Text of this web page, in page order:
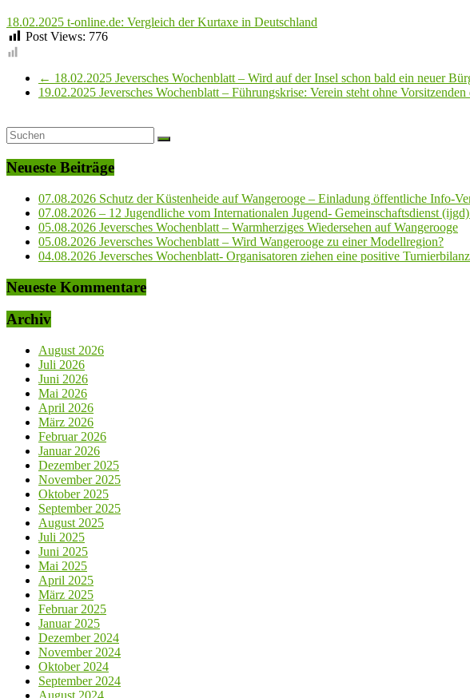
18.02.2025 t-online.de: Vergleich der Kurtaxe in Deutschland
Post Views: 776
← 18.02.2025 Jeversches Wochenblatt – Wird auf der Insel schon bald ein neuer
19.02.2025 Jeversches Wochenblatt – Führungskrise: Verein steht ohne Vorsitzenden
Neueste Beiträge
07.08.2026 Schutz der Küstenheide auf Wangerooge – Einladung öffentliche Info-
07.08.2026 – 12 Jugendliche vom Internationalen Jugend- Gemeinschaftsdienst
05.08.2026 Jeversches Wochenblatt – Warmherziges Wiedersehen auf Wangerooge
05.08.2026 Jeversches Wochenblatt – Wird Wangerooge zu einer Modellregion?
04.08.2026 Jeversches Wochenblatt- Organisatoren ziehen eine positive Turnierbilanz
Neueste Kommentare
Archiv
August 2026
Juli 2026
Juni 2026
Mai 2026
April 2026
März 2026
Februar 2026
Januar 2026
Dezember 2025
November 2025
Oktober 2025
September 2025
August 2025
Juli 2025
Juni 2025
Mai 2025
April 2025
März 2025
Februar 2025
Januar 2025
Dezember 2024
November 2024
Oktober 2024
September 2024
August 2024